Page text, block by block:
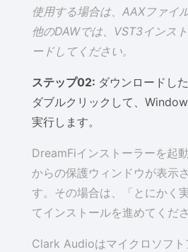
使用する場合は、AAXファイ
他のDAWでは、VST3インス
ードしてください。
ステップ02: ダウンロードし
ダブルクリックして、
実行します。
DreamFiインストーラーを起
からの保護ウィンドウが表示
す。その場合は、「とにかく
てインストールを進めてくださ
Clark Audioはマイクロソフト